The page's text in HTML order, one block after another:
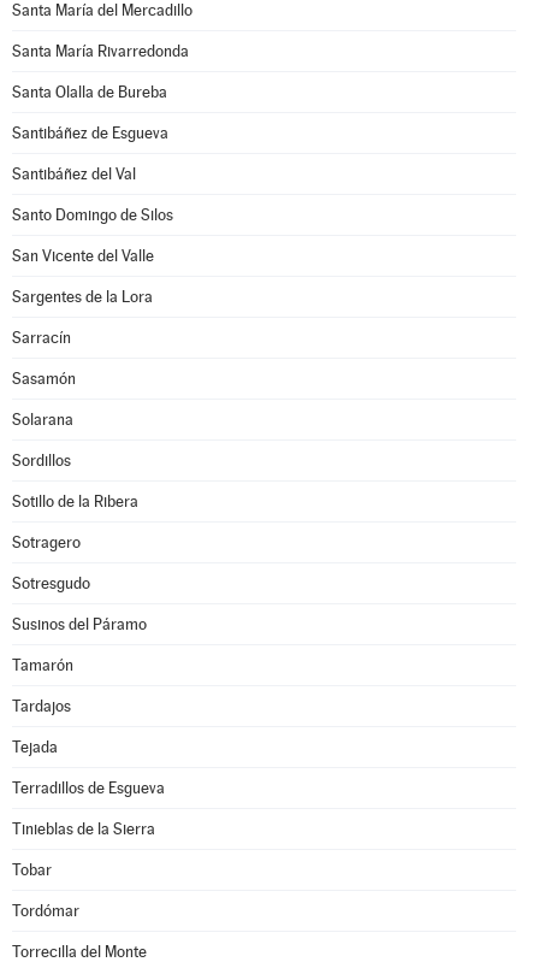
Santa María del Mercadillo
Santa María Rivarredonda
Santa Olalla de Bureba
Santibáñez de Esgueva
Santibáñez del Val
Santo Domingo de Silos
San Vicente del Valle
Sargentes de la Lora
Sarracín
Sasamón
Solarana
Sordillos
Sotillo de la Ribera
Sotragero
Sotresgudo
Susinos del Páramo
Tamarón
Tardajos
Tejada
Terradillos de Esgueva
Tinieblas de la Sierra
Tobar
Tordómar
Torrecilla del Monte